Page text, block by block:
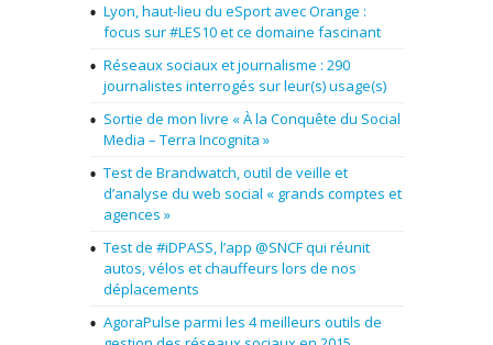
Lyon, haut-lieu du eSport avec Orange :
focus sur #LES10 et ce domaine fascinant
Réseaux sociaux et journalisme : 290
journalistes interrogés sur leur(s) usage(s)
Sortie de mon livre « À la Conquête du Social
Media – Terra Incognita »
Test de Brandwatch, outil de veille et
d’analyse du web social « grands comptes et
agences »
Test de #iDPASS, l’app @SNCF qui réunit
autos, vélos et chauffeurs lors de nos
déplacements
AgoraPulse parmi les 4 meilleurs outils de